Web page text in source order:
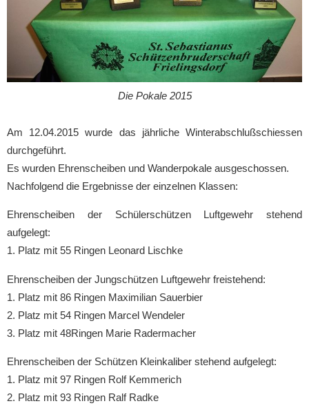
Die Pokale 2015
Am 12.04.2015 wurde das jährliche Winterabschlußschiessen
durchgeführt.
Es wurden Ehrenscheiben und Wanderpokale ausgeschossen.
Nachfolgend die Ergebnisse der einzelnen Klassen:
Ehrenscheiben der Schülerschützen Luftgewehr stehend
aufgelegt:
1. Platz mit 55 Ringen Leonard Lischke
Ehrenscheiben der Jungschützen Luftgewehr freistehend:
1. Platz mit 86 Ringen Maximilian Sauerbier
2. Platz mit 54 Ringen Marcel Wendeler
3. Platz mit 48Ringen Marie Radermacher
Ehrenscheiben der Schützen Kleinkaliber stehend aufgelegt:
1. Platz mit 97 Ringen Rolf Kemmerich
2. Platz mit 93 Ringen Ralf Radke